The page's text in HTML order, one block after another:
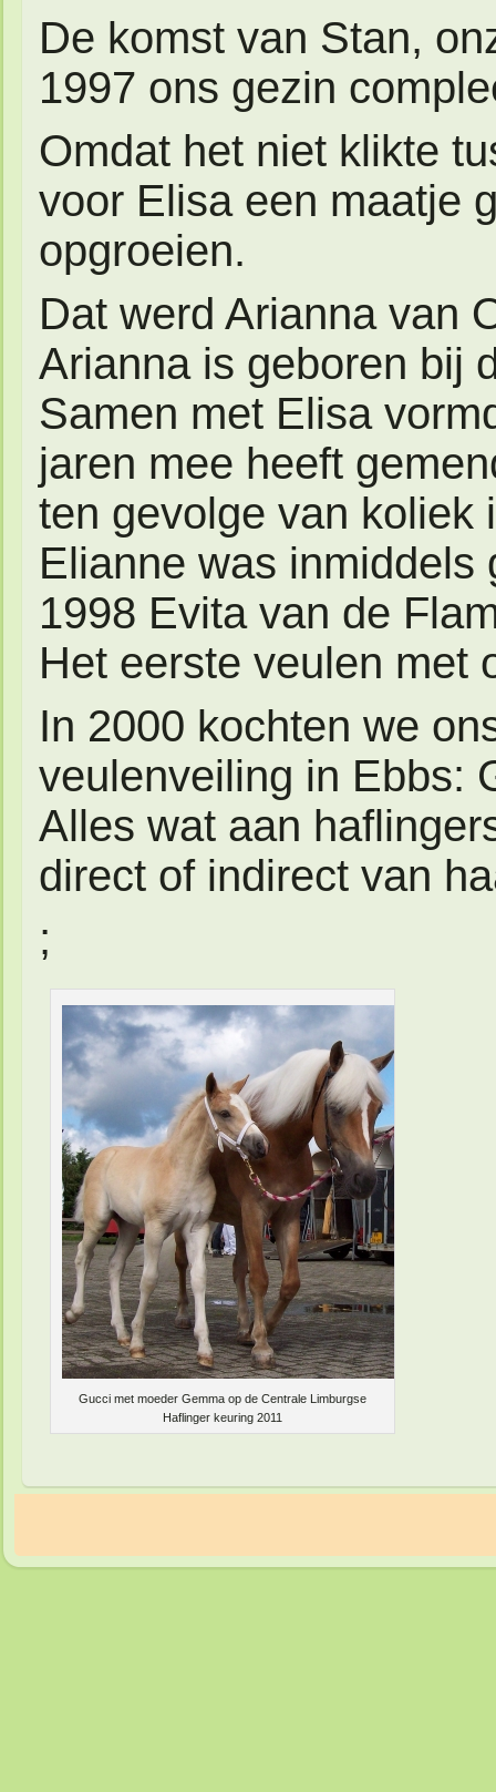
De komst van Stan,
1997 ons gezin
Omdat het niet klikte
voor Elisa een maatje
opgroeien.
Dat werd Arianna van
Arianna is geboren bij
Samen met Elisa
jaren mee heeft
ten gevolge van koliek
Elianne was inmiddels
1998 Evita van de
Het eerste veulen met
In 2000 kochten we
veulenveiling in Ebbs:
Alles wat aan
direct of indirect van
;
Gucci met moeder Gemma op de Centrale Limburgse
Haflinger keuring 2011